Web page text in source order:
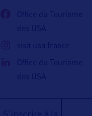
Office du Tourisme
des USA
visit usa france
Office du Tourisme
des USA